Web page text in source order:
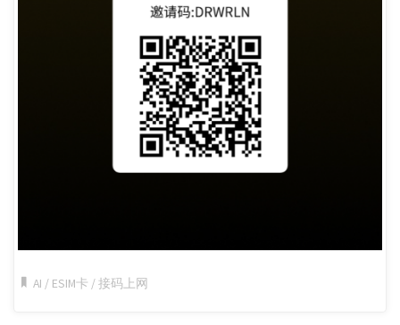
AI / ESIM卡 /接码上网